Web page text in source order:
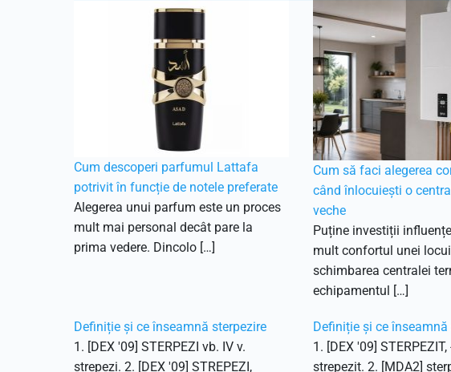
Cum descoperi parfumul Lattafa
potrivit în funcție de notele preferate
Alegerea unui parfum este un proces
mult mai personal decât pare la
prima vedere. Dincolo […]
Cum să faci alegerea
când înlocuiești o
veche
Puține investiții
mult confortul unei
schimbarea centralei
echipamentul […]
Definiție și ce înseamnă sterpezire
1. [DEX '09] STERPEZI vb. IV v.
strepezi. 2. [DEX '09] STREPEZI,
Definiție și ce înseamnă
1. [DEX '09] STERPEZIT,
strepezit. 2. [MDA2]